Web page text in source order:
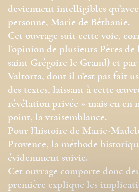
deviennent intelligibles
personne, Marie de Béthanie.
Cet ouvrage suit cette voie,
l’opinion de plusieurs Pères de
saint Grégoire le Grand) et
Valtorta, dont il n’est pas fait
des textes, laissant à cette
révélation privée » mais en en
point, la vraisemblance.
Pour l’histoire de Marie-
Provence, la méthode
évidemment suivie.
Cet ouvrage comporte donc
première explique les